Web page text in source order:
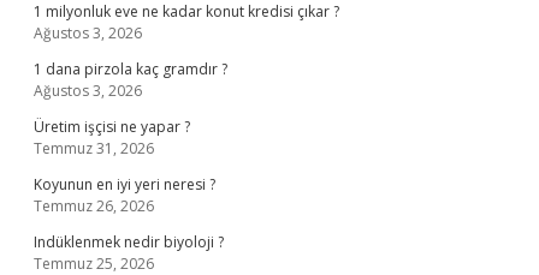
1 milyonluk eve ne kadar konut kredisi çıkar ?
Ağustos 3, 2026
1 dana pirzola kaç gramdır ?
Ağustos 3, 2026
Üretim işçisi ne yapar ?
Temmuz 31, 2026
Koyunun en iyi yeri neresi ?
Temmuz 26, 2026
Indüklenmek nedir biyoloji ?
Temmuz 25, 2026